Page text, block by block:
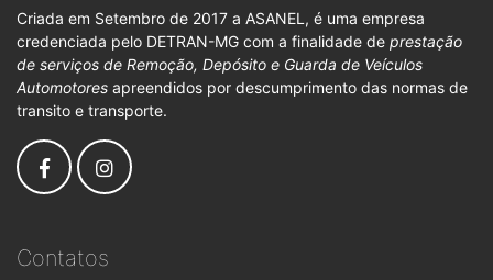
Criada em Setembro de 2017 a ASANEL, é uma empresa
credenciada pelo DETRAN-MG com a finalidade de prestação
de serviços de Remoção, Depósito e Guarda de Veículos
Automotores apreendidos por descumprimento das normas de
transito e transporte.
Contatos